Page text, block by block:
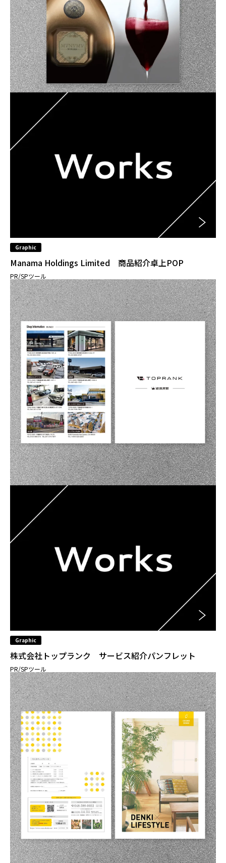
Graphic
Manama Holdings Limited 商品紹介卓上POP
PR/SPツール
Graphic
株式会社トップランク サービス紹介パンフレット
PR/SPツール